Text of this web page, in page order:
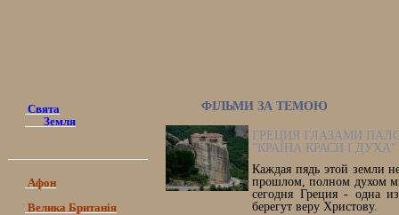
Свята
Земля
Афон
Велика Британія
ФІЛЬМИ ЗА ТЕМОЮ
ГРЕЦИЯ ГЛАЗАМИ
"КРАЇНА КРАСИ І ДУХА"
Каждая пядь этой земли
прошлом, полном духом
сегодня Греция - одна
берегут веру Христову.